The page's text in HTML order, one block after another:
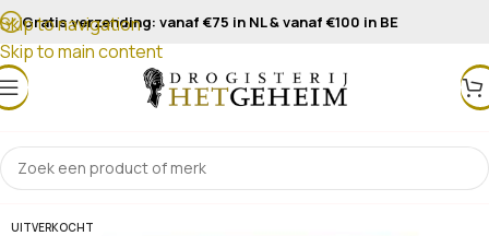
Skip to navigation
Skip to main content
Gratis verzending: vanaf €75 in NL & vanaf €100 in BE
UITVERKOCHT